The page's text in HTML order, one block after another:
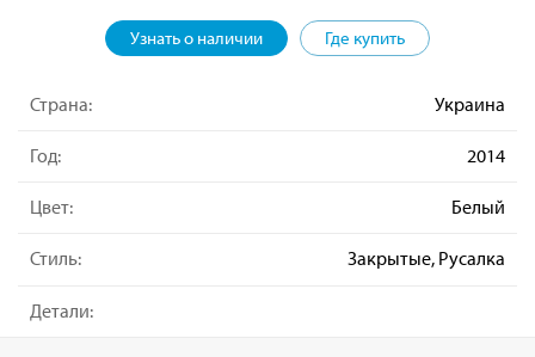
Узнать о наличии Где купить
Страна: Украина
Год: 2014
Цвет: Белый
Стиль: Закрытые, Русалка
Детали: